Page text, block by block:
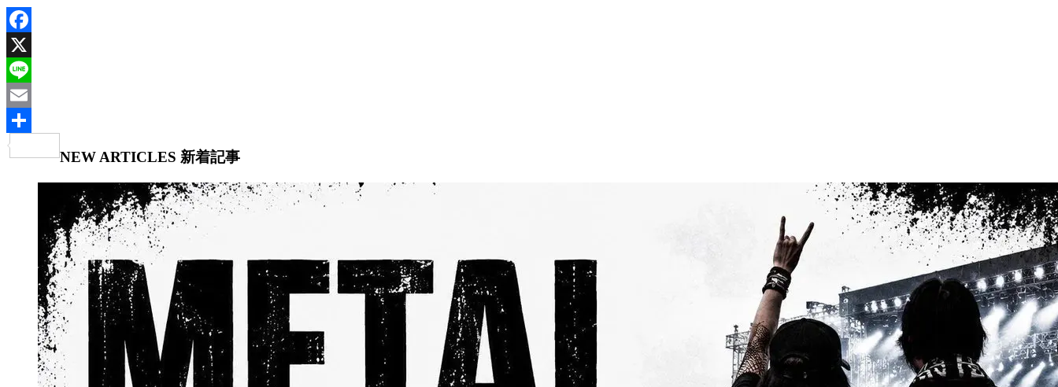
Facebook
X
Line
Email
NEW ARTICLES 新着記事